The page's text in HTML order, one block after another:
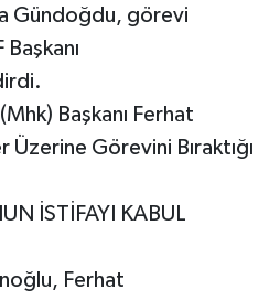
Gündoğdu, görevi
Başkanı Ferhat
Üzerine Görevini Bıraktığı
İSTİFAYI KABUL
Ferhat